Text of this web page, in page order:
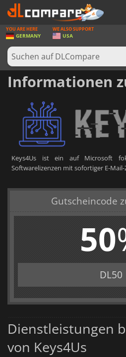
SPIELE
SPIEL KARTEN
SOFTWARE
HARDWARE
NACHRICHTEN
YOU ARE HERE
GERMANY
WE ALSO SUPPORT
USA
Informationen
Keys4Us ist ein auf Microsoft
Softwarelizenzen mit sofortiger E-
Gutscheincode
50
DL50
Dienstleistungen
von Keys4Us